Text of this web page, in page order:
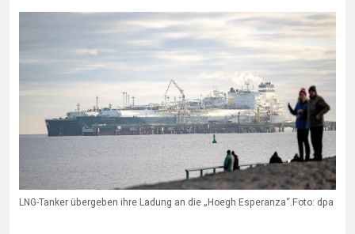
LNG-Tanker übergeben ihre Ladung an die „Hoegh Esperanza“.Foto: dpa